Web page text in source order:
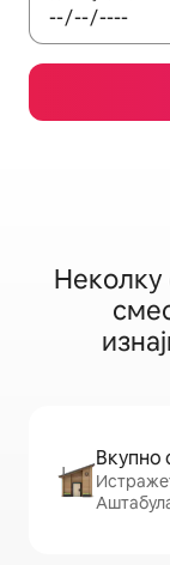
Неколку
Вкупно